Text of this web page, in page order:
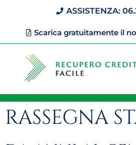
ASSISTENZA:
Scarica gratuitamente il
RASSEGNA